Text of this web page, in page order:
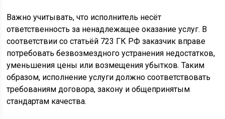
Важно учитывать, что исполнитель несёт
ответственность за ненадлежащее оказание услуг. В
соответствии со статьёй 723 ГК РФ заказчик вправе
потребовать безвозмездного устранения недостатков,
уменьшения цены или возмещения убытков. Таким
образом, исполнение услуги должно соответствовать
требованиям договора, закону и общепринятым
стандартам качества.